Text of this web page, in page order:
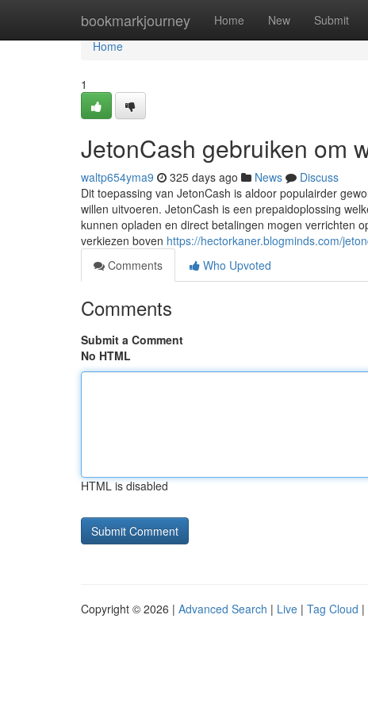
bookmarkjourney Home New Submit
Home
Home
1
JetonCash gebruiken om
waltp654yma9 325 days ago News
Discuss
Dit toepassing van JetonCash is aldoor populairder
willen uitvoeren. JetonCash is een prepaidoplossing
kunnen opladen en direct betalingen mogen verrichten
verkiezen boven https://hectorkaner.blogminds.com/
Comments
Who Upvoted
Comments
Submit a Comment
No HTML
HTML is disabled
Copyright © 2026 | Advanced Search | Live | Tag Cloud |